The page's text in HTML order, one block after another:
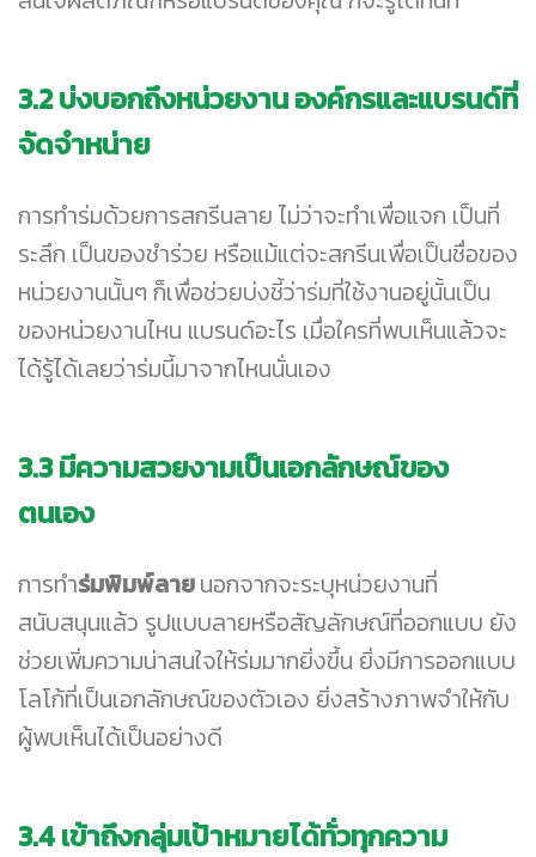
3.2บ่งบอกถึงหน่วยงาน องค์กรและแบรนด์ที่
จัดจำหน่าย
การทำร่มด้วยการสกรีนลาย ไม่ว่าจะทำเพื่อแจก เป็นที่
ระลึก เป็นของชำร่วย หรือแม้แต่จะสกรีนเพื่อเป็นชื่อของ
หน่วยงานนั้นๆ ก็เพื่อช่วยบ่งชี้ว่าร่มที่ใช้งานอยู่นั้นเป็น
ของหน่วยงานไหน แบรนด์อะไร เมื่อใครที่พบเห็นแล้วจะ
ได้รู้ได้เลยว่าร่มนี้มาจากไหนนั่นเอง
3.3มีความสวยงามเป็นเอกลักษณ์ของ
ตนเอง
การทำร่มพิมพ์ลายนอกจากจะระบุหน่วยงานที่
สนับสนุนแล้ว รูปแบบลายหรือสัญลักษณ์ที่ออกแบบ ยัง
ช่วยเพิ่มความน่าสนใจให้ร่มมากยิ่งขึ้น ยิ่งมีการออกแบบ
โลโก้ที่เป็นเอกลักษณ์ของตัวเอง ยิ่งสร้างภาพจำให้กับ
ผู้พบเห็นได้เป็นอย่างดี
3.4เข้าถึงกลุ่มเป้าหมายได้ทั่วทุกความ